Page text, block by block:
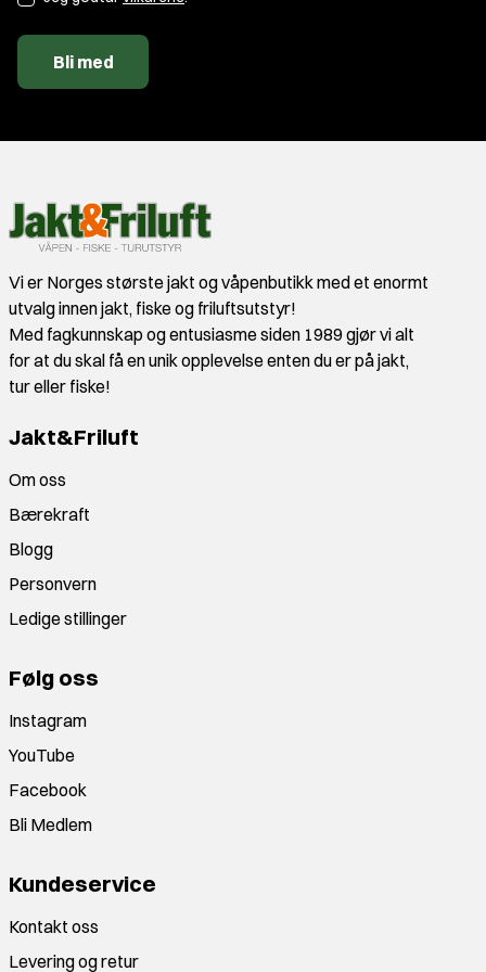
Bli med
Vi er Norges største jakt og våpenbutikk med et enormt
utvalg innen jakt, fiske og friluftsutstyr!
Med fagkunnskap og entusiasme siden 1989 gjør vi alt
for at du skal få en unik opplevelse enten du er på jakt,
tur eller fiske!
Jakt&Friluft
Om oss
Bærekraft
Blogg
Personvern
Ledige stillinger
Følg oss
Instagram
YouTube
Facebook
Bli Medlem
Kundeservice
Kontakt oss
Levering og retur